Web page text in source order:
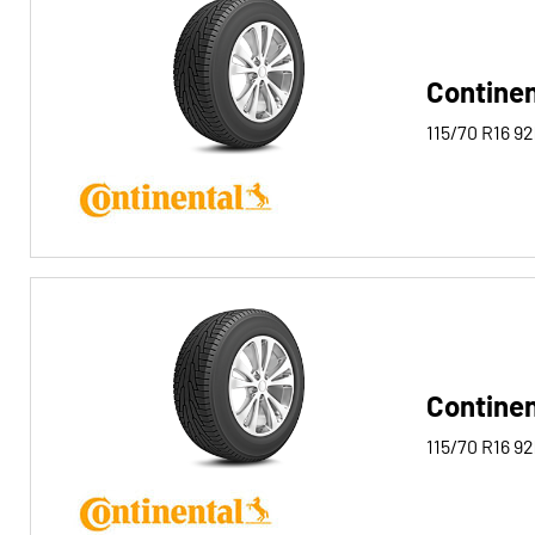
Alle Arten (2)
Winter (0)
Sommer (2)
Ganzjahres (0)
Alle Arten (2)
4x4/Offroad (0)
Transporter (0)
Wohnmobil (0)
Run-flat
115/70 R16 92
115/70 R16 92